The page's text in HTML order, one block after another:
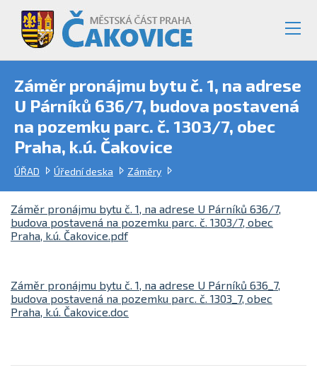
Záměr pronájmu bytu č. 1, na adrese
U Párníků 636/7, budova postavená
na pozemku parc. č. 1303/7, obec
Praha, k.ú. Čakovice
ÚŘAD Úřední deska Záměry
Záměr pronájmu bytu č. 1, na adrese U Párníků 636/7,
budova postavená na pozemku parc. č. 1303/7, obec
Praha, k.ú. Čakovice.pdf
Záměr pronájmu bytu č. 1, na adrese U Párníků 636_7,
budova postavená na pozemku parc. č. 1303_7, obec
Praha, k.ú. Čakovice.doc